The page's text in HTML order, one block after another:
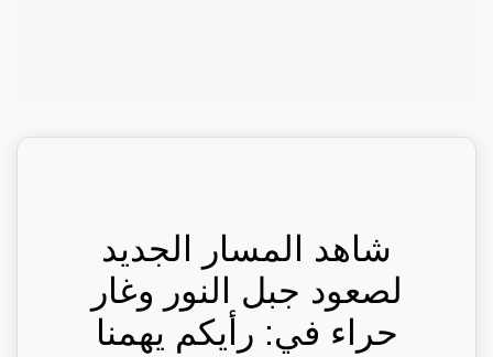
شاهد المسار الجديد
لصعود جبل النور وغار
حراء في: رأيكم يهمنا